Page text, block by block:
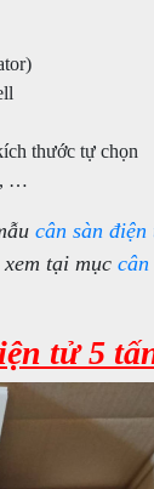
thước tự chọn
…
cân sàn điện
tại mục
tử 5